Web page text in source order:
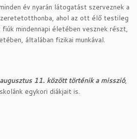
év nyarán látogatást szerveznek a
ahol az ott élő testileg
mindennapi életében vesznek részt,
általában fizikai munkával.
11. között történik a misszió,
egykori diákjait is.